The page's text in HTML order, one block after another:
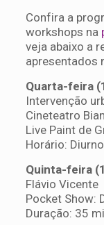
Confira a
workshops na
veja abaixo a
apresentados
Quarta-feira
Intervenção
Cineteatro
Live Paint de
Horário: Diurno
Quinta-feira
Flávio Vicente
Pocket Show:
Duração: 35